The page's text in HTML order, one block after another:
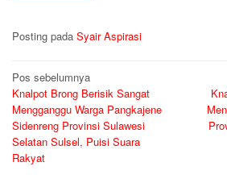
Posting pada Syair Aspirasi
Navigasi
pos
Pos sebelumnya
Knalpot Brong Berisik Sangat
Mengganggu Warga Pangkajene
Sidenreng Provinsi Sulawesi
Selatan Sulsel, Puisi Suara
Rakyat